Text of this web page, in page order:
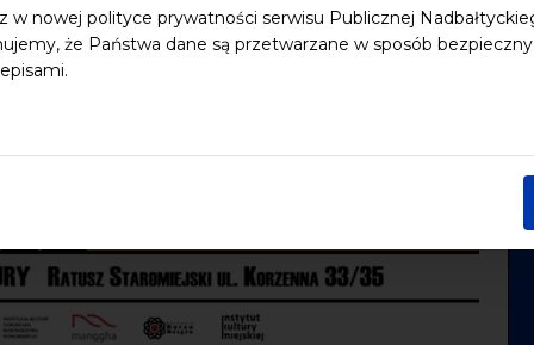
w nowej polityce prywatności serwisu Publicznej
że Państwa dane są przetwarzane w sposób